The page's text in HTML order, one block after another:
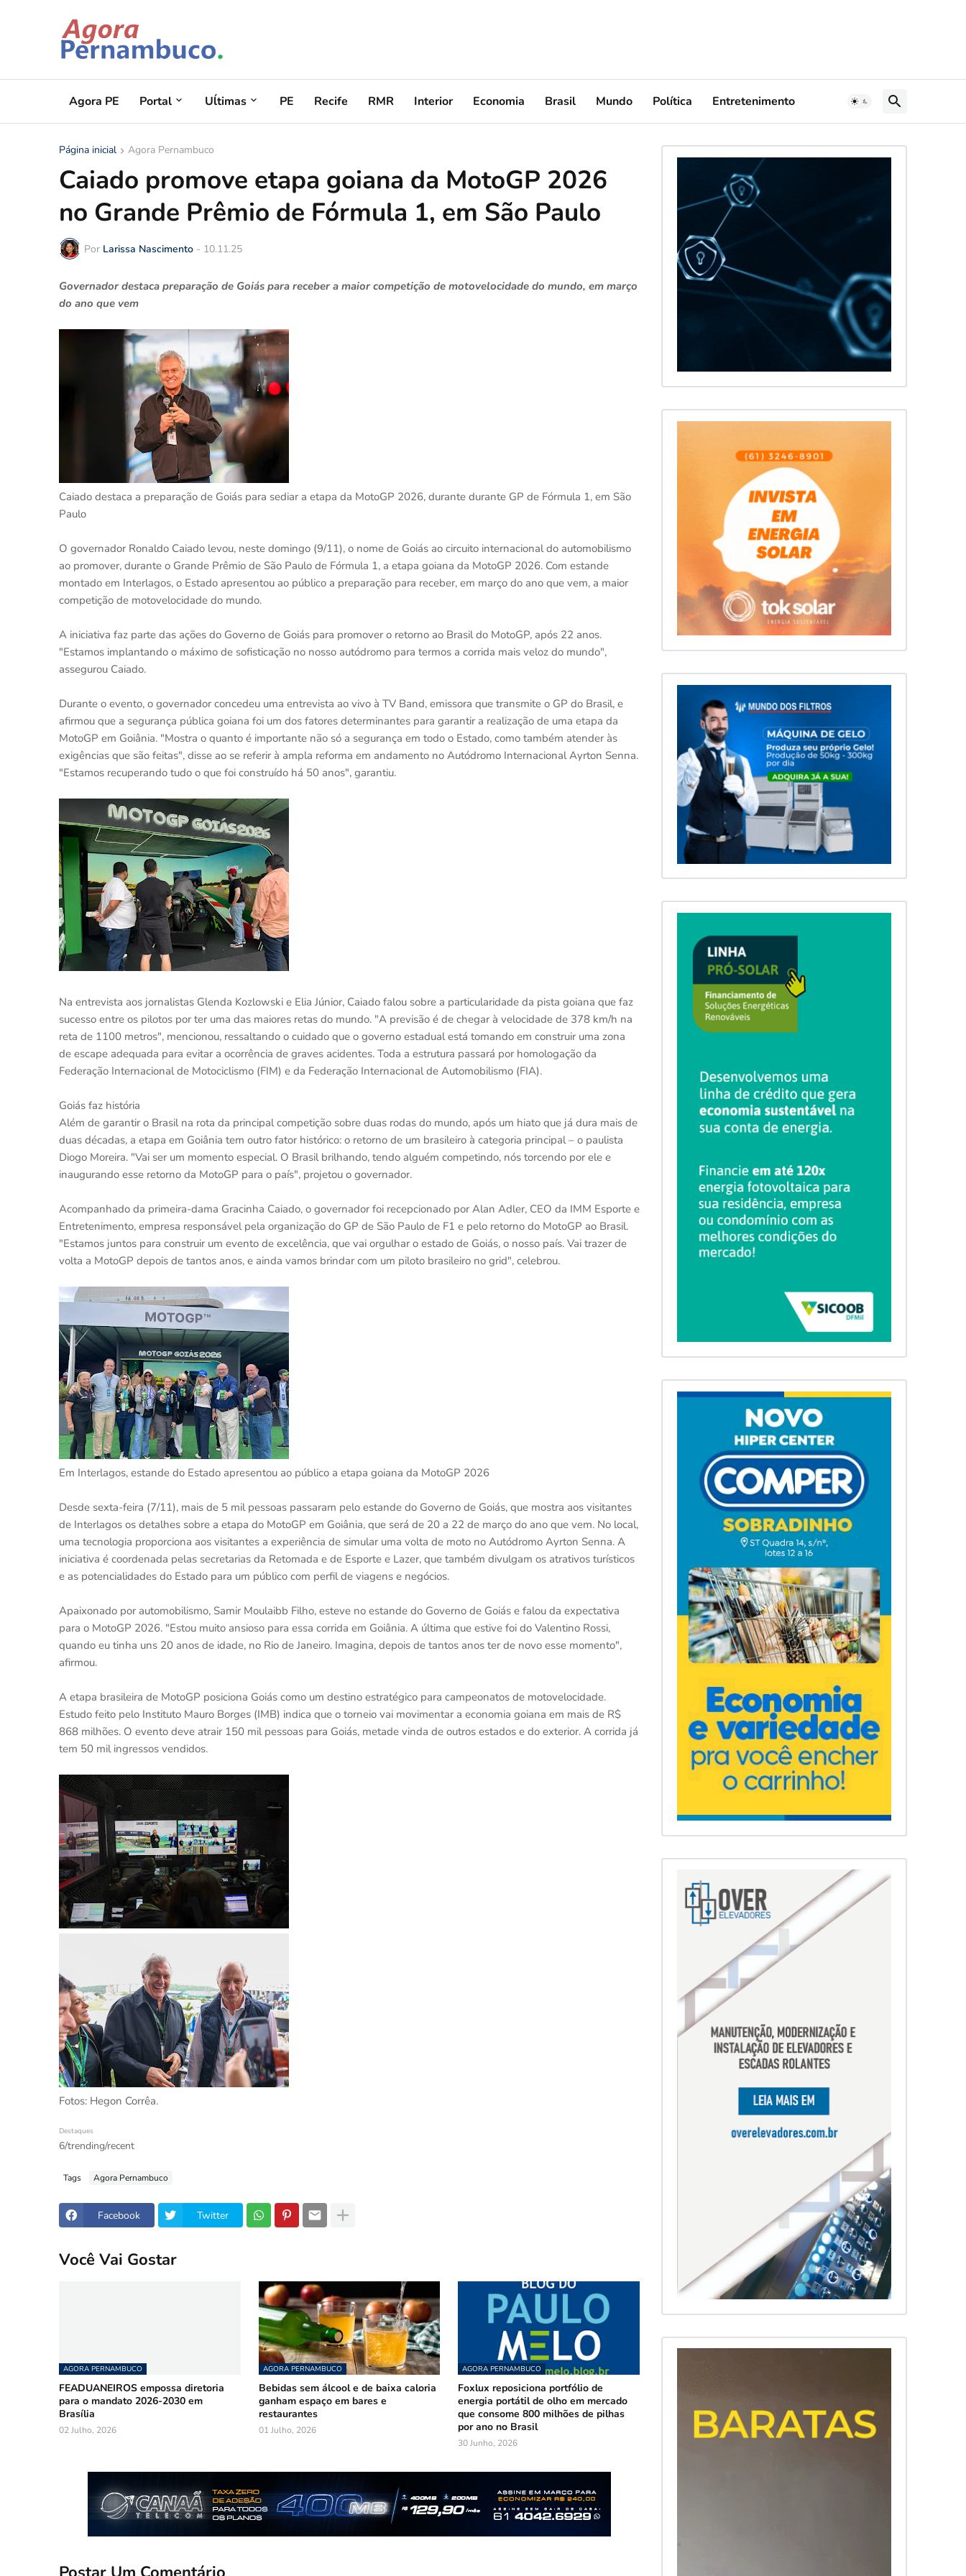
Agora PE Portal Uĺtimas PE Recife RMR Interior Economia Brasil Mundo Política Entretenimento
Página inicial Agora Pernambuco
Caiado promove etapa goiana da MotoGP 2026
no Grande Prêmio de Fórmula 1, em São Paulo
Por Larissa Nascimento - 10.11.25
Governador destaca preparação de Goiás para receber a maior competição de motovelocidade do mundo, em março
do ano que vem
Caiado destaca a preparação de Goiás para sediar a etapa da MotoGP 2026, durante durante GP de Fórmula 1, em São
Paulo
O governador Ronaldo Caiado levou, neste domingo (9/11), o nome de Goiás ao circuito internacional do automobilismo
ao promover, durante o Grande Prêmio de São Paulo de Fórmula 1, a etapa goiana da MotoGP 2026. Com estande
montado em Interlagos, o Estado apresentou ao público a preparação para receber, em março do ano que vem, a maior
competição de motovelocidade do mundo.
A iniciativa faz parte das ações do Governo de Goiás para promover o retorno ao Brasil do MotoGP, após 22 anos.
"Estamos implantando o máximo de sofisticação no nosso autódromo para termos a corrida mais veloz do mundo",
assegurou Caiado.
Durante o evento, o governador concedeu uma entrevista ao vivo à TV Band, emissora que transmite o GP do Brasil, e
afirmou que a segurança pública goiana foi um dos fatores determinantes para garantir a realização de uma etapa da
MotoGP em Goiânia. "Mostra o quanto é importante não só a segurança em todo o Estado, como também atender às
exigências que são feitas", disse ao se referir à ampla reforma em andamento no Autódromo Internacional Ayrton Senna.
"Estamos recuperando tudo o que foi construído há 50 anos", garantiu.
Na entrevista aos jornalistas Glenda Kozlowski e Elia Júnior, Caiado falou sobre a particularidade da pista goiana que faz
sucesso entre os pilotos por ter uma das maiores retas do mundo. "A previsão é de chegar à velocidade de 378 km/h na
reta de 1100 metros", mencionou, ressaltando o cuidado que o governo estadual está tomando em construir uma zona
de escape adequada para evitar a ocorrência de graves acidentes. Toda a estrutura passará por homologação da
Federação Internacional de Motociclismo (FIM) e da Federação Internacional de Automobilismo (FIA).
Goiás faz história
Além de garantir o Brasil na rota da principal competição sobre duas rodas do mundo, após um hiato que já dura mais de
duas décadas, a etapa em Goiânia tem outro fator histórico: o retorno de um brasileiro à categoria principal – o paulista
Diogo Moreira. "Vai ser um momento especial. O Brasil brilhando, tendo alguém competindo, nós torcendo por ele e
inaugurando esse retorno da MotoGP para o país", projetou o governador.
Acompanhado da primeira-dama Gracinha Caiado, o governador foi recepcionado por Alan Adler, CEO da IMM Esporte e
Entretenimento, empresa responsável pela organização do GP de São Paulo de F1 e pelo retorno do MotoGP ao Brasil.
"Estamos juntos para construir um evento de excelência, que vai orgulhar o estado de Goiás, o nosso país. Vai trazer de
volta a MotoGP depois de tantos anos, e ainda vamos brindar com um piloto brasileiro no grid", celebrou.
Em Interlagos, estande do Estado apresentou ao público a etapa goiana da MotoGP 2026
Desde sexta-feira (7/11), mais de 5 mil pessoas passaram pelo estande do Governo de Goiás, que mostra aos visitantes
de Interlagos os detalhes sobre a etapa do MotoGP em Goiânia, que será de 20 a 22 de março do ano que vem. No local,
uma tecnologia proporciona aos visitantes a experiência de simular uma volta de moto no Autódromo Ayrton Senna. A
iniciativa é coordenada pelas secretarias da Retomada e de Esporte e Lazer, que também divulgam os atrativos turísticos
e as potencialidades do Estado para um público com perfil de viagens e negócios.
Apaixonado por automobilismo, Samir Moulaibb Filho, esteve no estande do Governo de Goiás e falou da expectativa
para o MotoGP 2026. "Estou muito ansioso para essa corrida em Goiânia. A última que estive foi do Valentino Rossi,
quando eu tinha uns 20 anos de idade, no Rio de Janeiro. Imagina, depois de tantos anos ter de novo esse momento",
afirmou.
A etapa brasileira de MotoGP posiciona Goiás como um destino estratégico para campeonatos de motovelocidade.
Estudo feito pelo Instituto Mauro Borges (IMB) indica que o torneio vai movimentar a economia goiana em mais de R$
868 milhões. O evento deve atrair 150 mil pessoas para Goiás, metade vinda de outros estados e do exterior. A corrida já
tem 50 mil ingressos vendidos.
Fotos: Hegon Corrêa.
Destaques
6/trending/recent
Tags Agora Pernambuco
Facebook Twitter
Você Vai Gostar
AGORA PERNAMBUCO
FEADUANEIROS empossa diretoria
para o mandato 2026-2030 em
Brasília
02 Julho, 2026
AGORA PERNAMBUCO
Bebidas sem álcool e de baixa caloria
ganham espaço em bares e
restaurantes
01 Julho, 2026
AGORA PERNAMBUCO
Foxlux reposiciona portfólio de
energia portátil de olho em mercado
que consome 800 milhões de pilhas
por ano no Brasil
30 Junho, 2026